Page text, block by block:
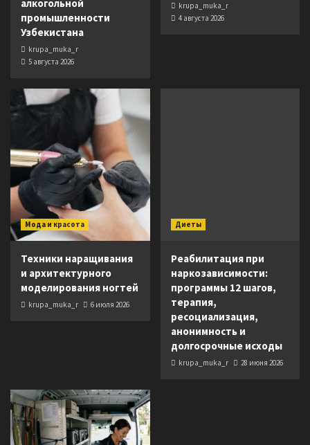
алкогольной
промышленности
Узбекистана
krupa_muka_r
5 августа 2026
krupa_muka_r
4 августа 2026
Мода и красота
Техники наращивания
и архитектурного
моделирования ногтей
krupa_muka_r 6 июля 2026
Диеты
Реабилитация при
наркозависимости:
программы 12 шагов,
терапия,
ресоциализация,
анонимность и
долгосрочные исходы
krupa_muka_r 28 июня 2026